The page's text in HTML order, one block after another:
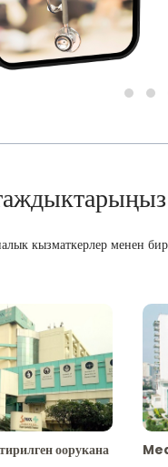
кызматкерлер менен
оорукана